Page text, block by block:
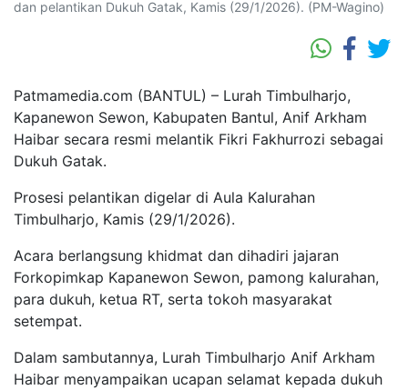
dan pelantikan Dukuh Gatak, Kamis (29/1/2026). (PM-Wagino)
Patmamedia.com (BANTUL) – Lurah Timbulharjo,
Kapanewon Sewon, Kabupaten Bantul, Anif Arkham
Haibar secara resmi melantik Fikri Fakhurrozi sebagai
Dukuh Gatak.
Prosesi pelantikan digelar di Aula Kalurahan
Timbulharjo, Kamis (29/1/2026).
Acara berlangsung khidmat dan dihadiri jajaran
Forkopimkap Kapanewon Sewon, pamong kalurahan,
para dukuh, ketua RT, serta tokoh masyarakat
setempat.
Dalam sambutannya, Lurah Timbulharjo Anif Arkham
Haibar menyampaikan ucapan selamat kepada dukuh